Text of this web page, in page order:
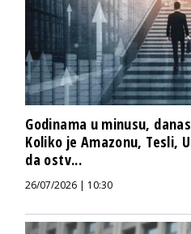
Godinama u minusu,
Koliko je Amazonu, Tesli,
da ostv...
26/07/2026 | 10:30